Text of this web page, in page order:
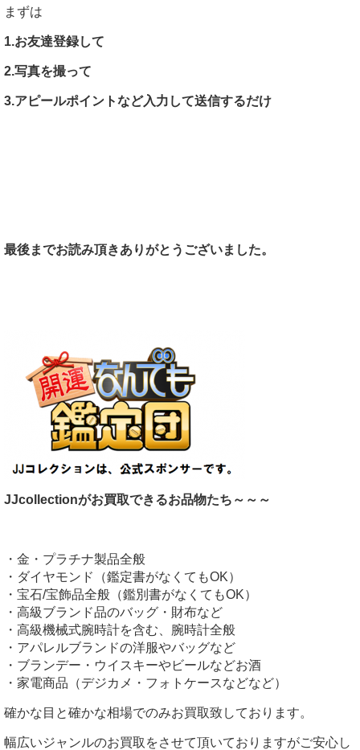
まずは
1.お友達登録して
2.写真を撮って
3.アピールポイントなど入力して送信するだけ
最後までお読み頂きありがとうございました。
JJcollectionがお買取できるお品物たち～～～
・金・プラチナ製品全般
・ダイヤモンド（鑑定書がなくてもOK）
・宝石/宝飾品全般（鑑別書がなくてもOK）
・高級ブランド品のバッグ・財布など
・高級機械式腕時計を含む、腕時計全般
・アパレルブランドの洋服やバッグなど
・ブランデー・ウイスキーやビールなどお酒
・家電商品（デジカメ・フォトケースなどなど）
確かな目と確かな相場でのみお買取致しております。
幅広いジャンルのお買取をさせて頂いておりますがご安心し